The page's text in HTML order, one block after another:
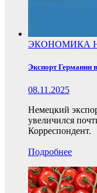
ЭКОНОМИКА
Экспорт Германии
08.11.2025
Немецкий
увеличился
Корреспондент.
Подробнее